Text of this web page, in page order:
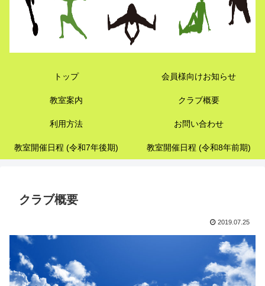
トップ 会員様向けお知らせ
教室案内 クラブ概要
利用方法 お問い合わせ
教室開催日程 (令和7年後期) 教室開催日程 (令和8年前期)
クラブ概要
2019.07.25